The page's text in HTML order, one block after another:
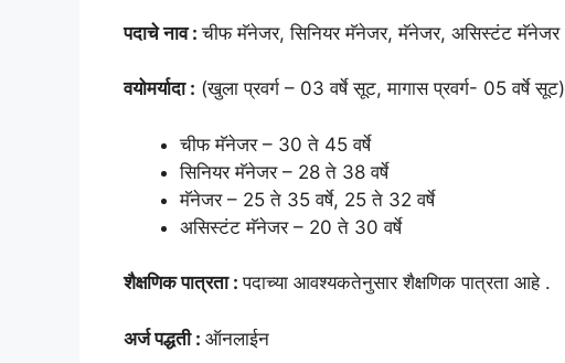
पदाचे नाव :चीफ मॅनेजर, सिनियर मॅनेजर, मॅनेजर, असिस्टंट मॅनेजर
वयोमर्यादा : (खुला प्रवर्ग – 03 वर्षे सूट, मागास प्रवर्ग- 05 वर्षे सूट)
चीफ मॅनेजर – 30 ते 45 वर्षे
सिनियर मॅनेजर – 28 ते 38 वर्षे
मॅनेजर – 25 ते 35 वर्षे, 25 ते 32 वर्षे
असिस्टंट मॅनेजर – 20 ते 30 वर्षे
शैक्षणिक पात्रता :पदाच्या आवश्यकतेनुसार शैक्षणिक पात्रता आहे .
अर्ज पद्धती : ऑनलाईन